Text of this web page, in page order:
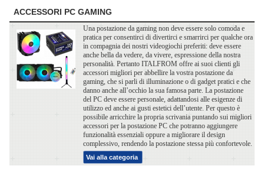
ACCESSORI PC GAMING
Una postazione da gaming non deve essere solo comoda e
pratica per consentirci di divertirci e smarrirci per qualche ora
in compagnia dei nostri videogiochi preferiti: deve essere
anche bella da vedere, da vivere, espressione della nostra
personalità. Pertanto ITALFROM offre ai suoi clienti gli
accessori migliori per abbellire la vostra postazione da
gaming, che si parli di illuminazione o di gadget pratici e che
danno anche all’occhio la sua famosa parte. La postazione
del PC deve essere personale, adattandosi alle esigenze di
utilizzo ed anche ai gusti estetici dell’utente. Per questo è
possibile arricchire la propria scrivania puntando sui migliori
accessori per la postazione PC che potranno aggiungere
funzionalità essenziali oppure a migliorare il design
complessivo, rendendo la postazione stessa più confortevole.
Vai alla categoria